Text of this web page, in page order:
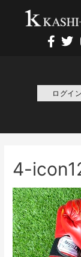
ログイン
4-